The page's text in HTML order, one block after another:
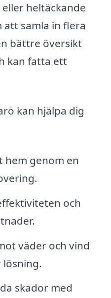
heltäckande
att samla in flera
bättre översikt
kan fatta ett
kan hjälpa dig
hem genom en
och
väder och vind
lösning.
skador med